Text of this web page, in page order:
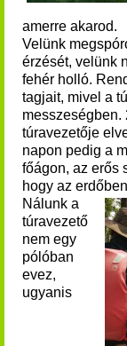
amerre akarod.
Velünk
érzését, velünk
fehér holló.
tagjait, mivel a
messzeségben.
túravezetője
napon pedig a
főágon, az erős
hogy az
Nálunk a
túravezető
nem egy
pólóban
evez,
ugyanis